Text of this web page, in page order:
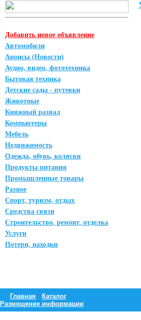
Добавить новое объявление
Автомобили
Анонсы (Новости)
Аудио, видео, фототехника
Бытовая техника
Детские сады - путевки
Животные
Книжный развал
Компьютеры
Мебель
Недвижимость
Одежда, обувь, коляски
Продукты питания
Промышленные товары
Разное
Спорт, туризм, отдых
Средства связи
Строительство, ремонт, отделка
Услуги
Потери, находки
Главная
Каталог
Размещение информации